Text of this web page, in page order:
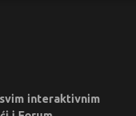
interaktivnim